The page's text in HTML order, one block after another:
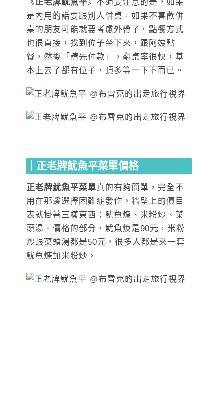
《 正老牌魷魚平》不過要注意的是，如果
是內用的話要跟別人併桌，如果不喜歡併
桌的朋友可能就要考慮外帶了。點餐方式
也很直接，找到位子坐下來，跟阿姨點
餐，然後「請先付款」，翻桌率很快，基
本上去了都有位子，頂多等一下下而已。
｜正老牌魷魚平菜單價格
正老牌魷魚平菜單真的有夠簡單，完全不
用在那邊選擇困難症發作。牆壁上的價目
表就掛著三樣東西：魷魚焿、米粉炒、菜
頭湯。價格的部分，魷魚焿是90元，米粉
炒跟菜頭湯都是50元，很多人都是來一套
魷魚焿加米粉炒。